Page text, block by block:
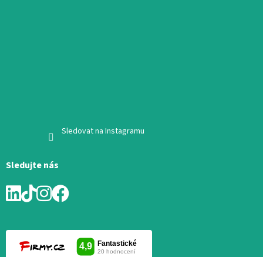
Sledovat na Instagramu
Sledujte nás